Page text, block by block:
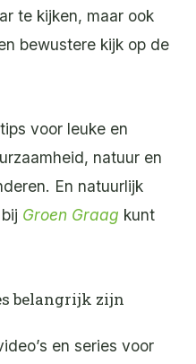
te kijken, maar ook
bewustere kijk op de
voor leuke en
natuur en
En natuurlijk
Groen Graag kunt
belangrijk zijn
en series voor